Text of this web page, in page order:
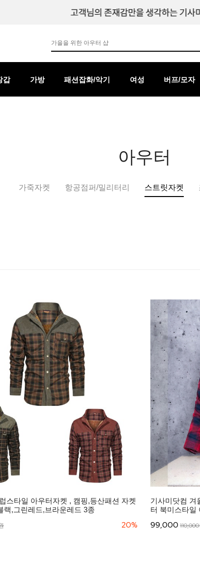
갑 가방 패션잡화/악기 여성 버프/모자
아우터
가죽자켓 항공점퍼/밀리터리 스트릿자켓
스타일 아우터자켓 , 캠핑,등산패션 자켓
랙,그린레드,브라운레드 3종
20%
기사미닷컴 겨
터 북미스타일
99,000